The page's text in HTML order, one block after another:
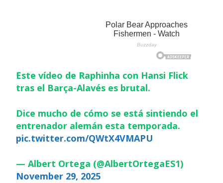
Este vídeo de Raphinha con Hansi Flick
tras el Barça-Alavés es brutal.
Dice mucho de cómo se está sintiendo el
entrenador alemán esta temporada.
pic.twitter.com/QWtX4VMAPU
— Albert Ortega (@AlbertOrtegaES1)
November 29, 2025